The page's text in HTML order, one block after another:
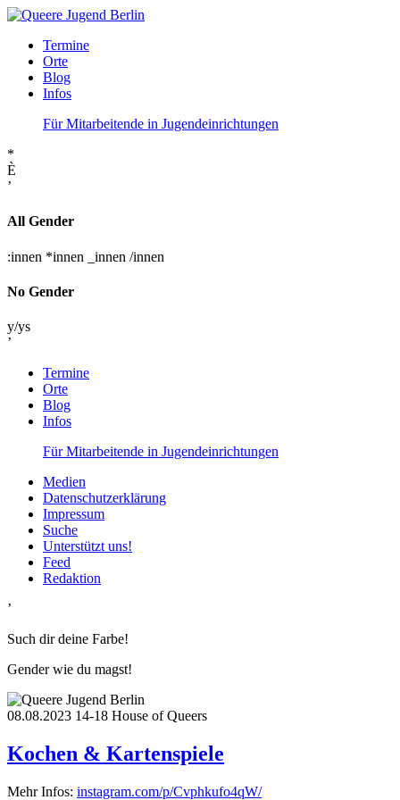
Termine
Orte
Blog
Infos
Für Mitarbeitende in Jugendeinrichtungen
*
È
’
All Gender
:innen *innen _innen /innen
No Gender
y/ys
’
Termine
Orte
Blog
Infos
Für Mitarbeitende in Jugendeinrichtungen
Medien
Datenschutzerklärung
Impressum
Suche
Unterstützt uns!
Feed
Redaktion
’
Such dir deine Farbe!
Gender wie du magst!
08.08.2023 14-18 House of Queers
Kochen & Kartenspiele
Mehr Infos: instagram.com/p/Cvphkufo4qW/